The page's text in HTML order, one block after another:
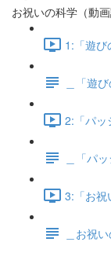
お祝いの科学（動画
1:「遊
＿「遊
2:「パッ
＿「パ
3:「お祝
＿お祝